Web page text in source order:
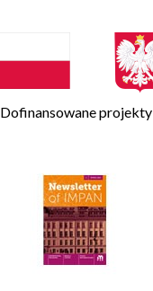
Dofinansowane projekty